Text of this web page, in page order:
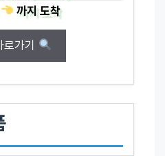
까지도착
로가기